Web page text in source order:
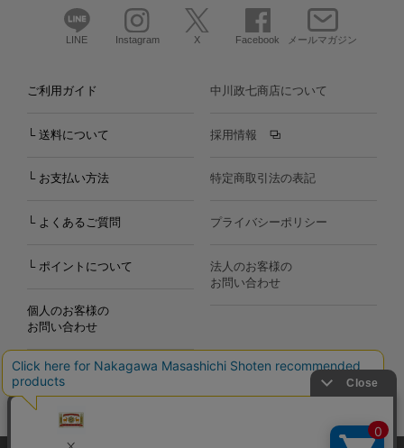
LINE Instagram X Facebook メールマガジン
ご利用ガイド
└ 送料について
└ お支払い方法
└ よくあるご質問
└ ポイントについて
個人のお客様の
お問い合わせ
中川政七商店について
採用情報
特定商取引法の表記
プライバシーポリシー
法人のお客様の
お問い合わせ